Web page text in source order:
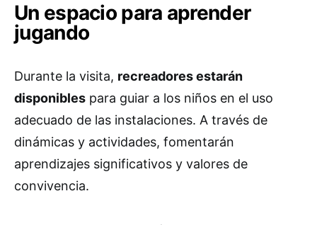
Un espacio para aprender
jugando
Durante la visita, recreadores estarán
disponibles para guiar a los niños en el uso
adecuado de las instalaciones. A través de
dinámicas y actividades, fomentarán
aprendizajes significativos y valores de
convivencia.